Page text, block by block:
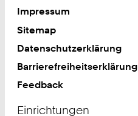
Impressum
Sitemap
Datenschutzerklärung
Barrierefreiheitserklärung
Feedback
Einrichtungen